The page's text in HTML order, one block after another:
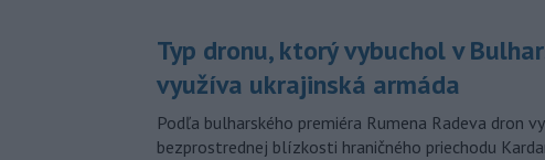
Typ dronu, ktorý vybuchol v
využíva ukrajinská armáda
Podľa bulharského premiéra Rumena Radeva dron
bezprostrednej blízkosti hraničného priechodu